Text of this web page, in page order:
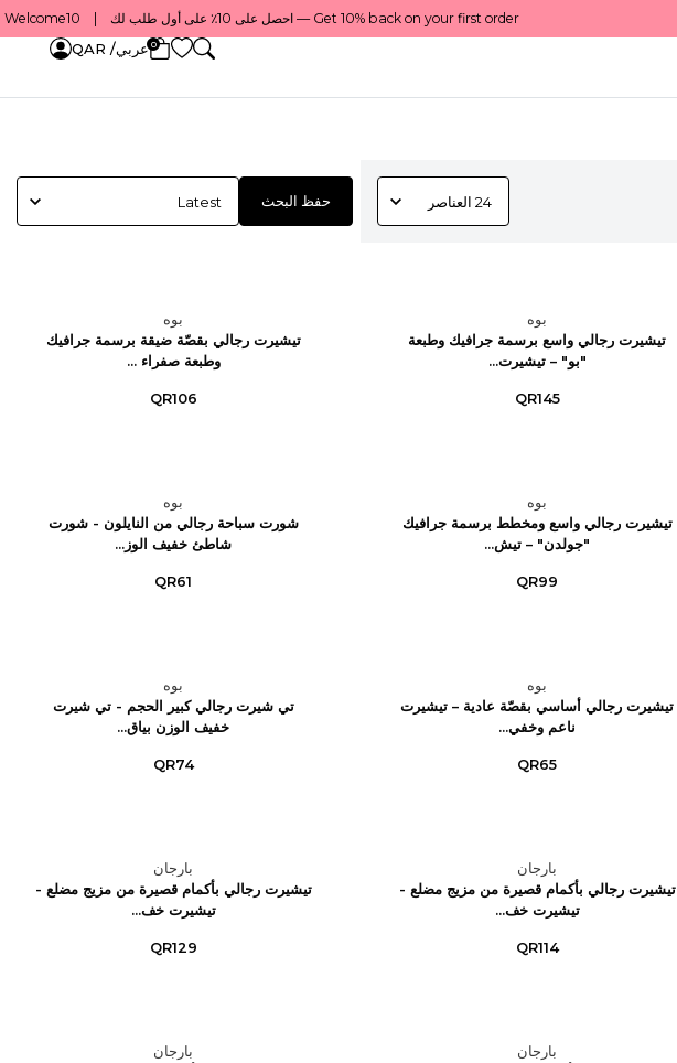
Get 10% back on your first order — احصل على 10٪ على أول طلب لك    |    Use code: Welcome10 — استخدم الرمز: Welcome10    |    Order before 1 PM for same-day delivery in Qatar — اطلب قبل الساعة 1 ظهرًا للتوصيل في نفس اليوم داخل قطر
0 عربي/ QAR
حفظ البحث
بوه
تيشيرت رجالي واسع برسمة جرافيك وطبعة
"بو" – تيشيرت...
QR145
بوه
تيشيرت رجالي بقصّة ضيقة برسمة جرافيك
وطبعة صفراء ...
QR106
بوه
تيشيرت رجالي واسع ومخطط برسمة جرافيك
"جولدن" – تيش...
QR99
بوه
شورت سباحة رجالي من النايلون - شورت
شاطئ خفيف الوز...
QR61
بوه
تيشيرت رجالي أساسي بقصّة عادية – تيشيرت
ناعم وخفي...
QR65
بوه
تي شيرت رجالي كبير الحجم - تي شيرت
خفيف الوزن بياق...
QR74
بارجان
تيشيرت رجالي بأكمام قصيرة من مزيج مضلع -
تيشيرت خف...
QR114
بارجان
تيشيرت رجالي بأكمام قصيرة من مزيج مضلع -
تيشيرت خف...
QR129
بارجان
بارجان